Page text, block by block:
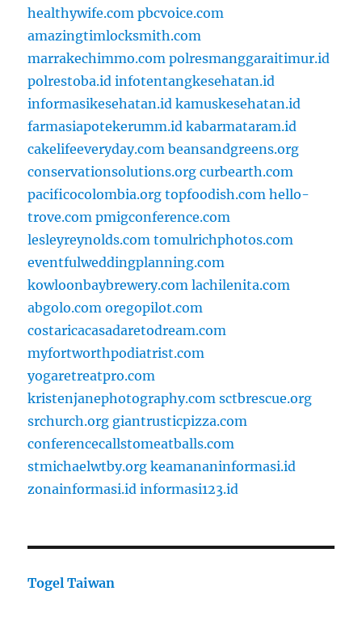
healthywife.com pbcvoice.com
amazingtimlocksmith.com
marrakechimmo.com polresmanggaraitimur.id
polrestoba.id infotentangkesehatan.id
informasikesehatan.id kamuskesehatan.id
farmasiapotekerumm.id kabarmataram.id
cakelifeeveryday.com beansandgreens.org
conservationsolutions.org curbearth.com
pacificocolombia.org topfoodish.com hello-
trove.com pmigconference.com
lesleyreynolds.com tomulrichphotos.com
eventfulweddingplanning.com
kowloonbaybrewery.com lachilenita.com
abgolo.com oregopilot.com
costaricacasadaretodream.com
myfortworthpodiatrist.com
yogaretreatpro.com
kristenjanephotography.com sctbrescue.org
srchurch.org giantrusticpizza.com
conferencecallstomeatballs.com
stmichaelwtby.org keamananinformasi.id
zonainformasi.id informasi123.id
Togel Taiwan